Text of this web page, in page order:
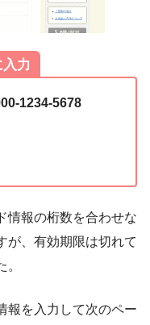
力
1234-5678
情報の桁数を合わせな
が、有効期限は切れて
報を入力して次のペー